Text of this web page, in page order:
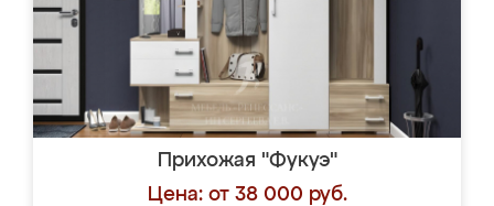
Прихожая "Фукуэ"
Цена: от 38 000 руб.